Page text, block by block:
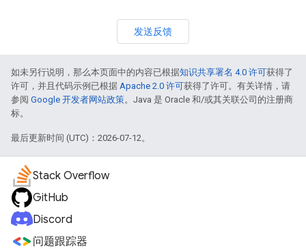
发送反馈
如未另行说明，那么本页面中的内容已根据知识共享署名 4.0 许可获得了
许可，并且代码示例已根据 Apache 2.0 许可获得了许可。有关详情，请
参阅 Google 开发者网站政策。Java 是 Oracle 和/或其关联公司的注册商
标。
最后更新时间 (UTC)：2026-07-12。
Stack Overflow
GitHub
Discord
问题跟踪器